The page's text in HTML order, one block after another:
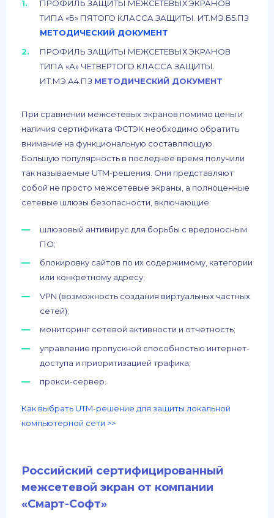
ПРОФИЛЬ ЗАЩИТЫ МЕЖСЕТЕВЫХ ЭКРАНОВ
ТИПА «Б» ПЯТОГО КЛАССА ЗАЩИТЫ. ИТ.МЭ.Б5.ПЗ
МЕТОДИЧЕСКИЙ ДОКУМЕНТ
ПРОФИЛЬ ЗАЩИТЫ МЕЖСЕТЕВЫХ ЭКРАНОВ
ТИПА «А» ЧЕТВЕРТОГО КЛАССА ЗАЩИТЫ.
ИТ.МЭ.А4.ПЗ МЕТОДИЧЕСКИЙ ДОКУМЕНТ
При сравнении межсетевых экранов помимо цены и
наличия сертификата ФСТЭК необходимо обратить
внимание на функциональную составляющую.
Большую популярность в последнее время получили
так называемые UTM-решения. Они представляют
собой не просто межсетевые экраны, а полноценные
сетевые шлюзы безопасности, включающие:
шлюзовый антивирус для борьбы с вредоносным
ПО;
блокировку сайтов по их содержимому, категории
или конкретному адресу;
VPN (возможность создания виртуальных частных
сетей);
мониторинг сетевой активности и отчетность;
управление пропускной способностью интернет-
доступа и приоритизацией трафика;
прокси-сервер.
Как выбрать UTM-решение для защиты локальной
компьютерной сети >>
Российский сертифицированный
межсетевой экран от компании
«Смарт-Софт»